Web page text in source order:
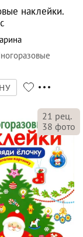
наклейки.
21 рец.
38 фото